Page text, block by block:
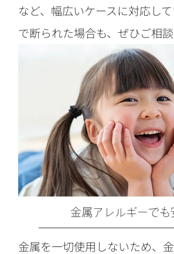
など、幅広いケースに対応し
で断られた場合も、ぜひご相談
金属アレルギーでも
金属を一切使用しないため、